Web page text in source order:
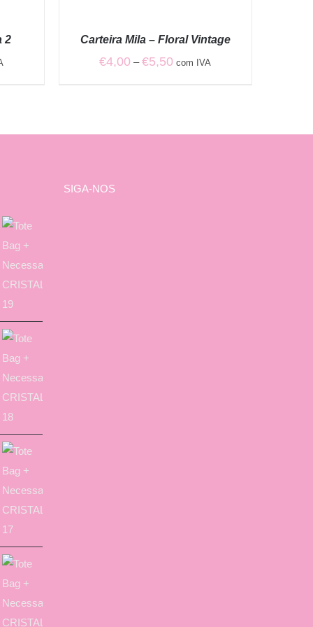
2
QUICKCarteira Mila – Floral Vintage
€4,00 – €5,50 Price
€5,50
com IVA
SIGA-NOS